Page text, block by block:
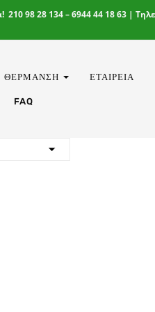
210 98 28 134 – 6944 44 18 63 |
ΘΈΡΜΑΝΣΗ ΕΤΑΙΡΕΊΑ
FAQ